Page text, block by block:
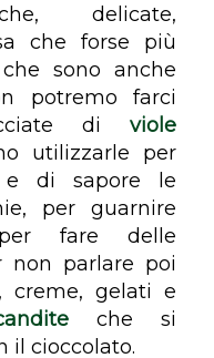
delicate,
che forse più
sono anche
potremo farci
diviole
utilizzarle per
e di sapore le
per guarnire
fare delle
non parlare poi
creme, gelati e
che si
il cioccolato.